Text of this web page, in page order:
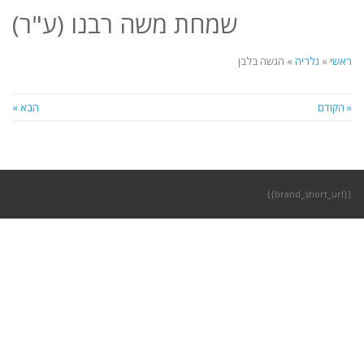
שמחת משה רבנו (ע"ר)
ראשי » גלריה » הגשה בלבן
« הקודם הבא »
{{brand_short_url}}